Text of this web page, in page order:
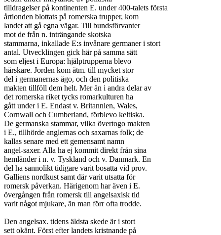
tilldragelser på kontinenten E. under 400-talets första
årtionden blottats på romerska trupper, kom
landet att gå egna vägar. Till bundsförvanter
mot de från n. inträngande skotska
stammarna, inkallade E:s invånare germaner i stort
antal. Utvecklingen gick här på samma sätt
som eljest i Europa: hjälptrupperna blevo
härskare. Jorden kom åtm. till mycket stor
del i germanernas ägo, och den politiska
makten tillföll dem helt. Mer än i andra delar av
det romerska riket tycks romarkulturen ha
gått under i E. Endast v. Britannien, Wales,
Cornwall och Cumberland, förblevo keltiska.
De germanska stammar, vilka övertogo makten
i E., tillhörde anglernas och saxarnas folk; de
kallas senare med ett gemensamt namn
angel-saxer. Alla ha ej kommit direkt från sina
hemländer i n. v. Tyskland och v. Danmark. En
del ha sannolikt tidigare varit bosatta vid prov.
Galliens nordkust samt där varit utsatta för
romersk påverkan. Härigenom har även i E.
övergången från romersk till angelsaxisk tid
varit något mjukare, än man förr ofta trodde.
Den angelsax. tidens äldsta skede är i stort
sett okänt. Först efter landets kristnande på